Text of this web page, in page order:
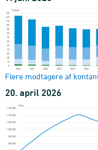
Flere modtagere af
20. april 2026